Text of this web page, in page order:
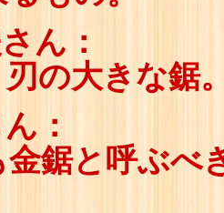
ん：
の大きな鋸
：
金鋸と呼ぶべ